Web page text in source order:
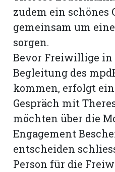
zudem ein schönes
gemeinsam um
sorgen.
Bevor Freiwillige
Begleitung des
kommen, erfolgt
Gespräch mit
möchten über die
Engagement
entscheiden
Person für die